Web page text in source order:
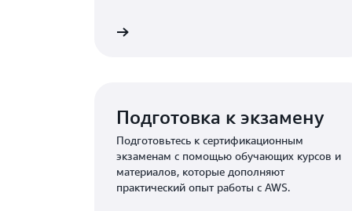
Подробнее о бета‑версиях экзаменов по
Подготовка к экзамену
Подготовьтесь к сертификационным
экзаменам с помощью обучающих курсов и
материалов, которые дополняют
практический опыт работы с AWS.